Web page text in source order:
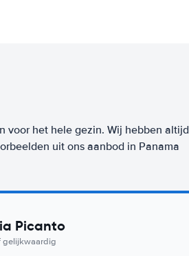
voor het hele gezin. Wij hebben altijd
uit ons aanbod in Panama
Picanto
gelijkwaardig